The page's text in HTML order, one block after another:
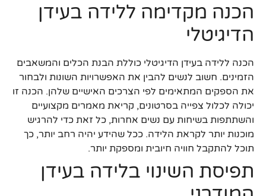
הכנה מקדימה ללידה בעידן
הדיגיטלי
הכנה ללידה בעידן הדיגיטלי כוללת הבנת הכלים והמשאבים
הזמינים. חשוב לנשים להבין את האפשרויות השונות ולבחור
את הספקים המתאימים לפי הצרכים האישיים שלהן. הכנה זו
יכולה לכלול צפייה בסרטונים, קריאת מאמרים מקצועיים
והשתתפות בשיחות עם נשים אחרות, כל זאת כדי להרגיש
מוכנות יותר לקראת הלידה. ככל שהידע יהיה רחב יותר, כך
תוכל להתקבל חוויה חיובית ומספקת יותר.
תפיסת השינוי בלידה בעידן